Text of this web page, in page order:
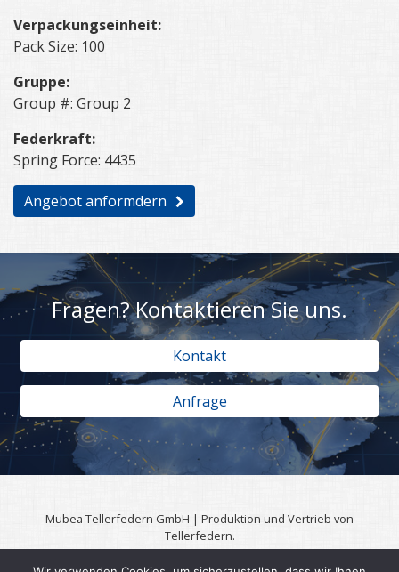
Verpackungseinheit:
Pack Size: 100
Gruppe:
Group #: Group 2
Federkraft:
Spring Force: 4435
Angebot anformdern
Fragen? Kontaktieren Sie uns.
Kontakt
Anfrage
Mubea Tellerfedern GmbH | Produktion und Vertrieb von
Tellerfedern.